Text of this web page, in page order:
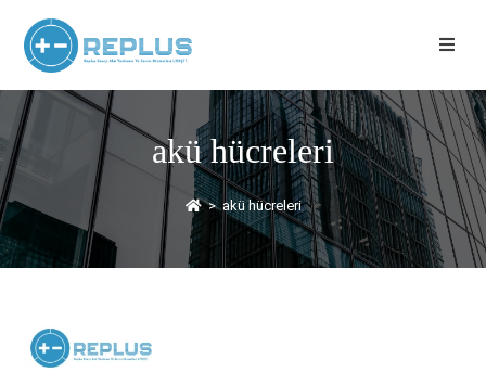
akü hücreleri
> akü hücreleri